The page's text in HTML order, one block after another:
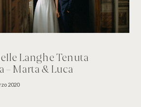
Langhe Tenuta
– Marta & Luca
2020